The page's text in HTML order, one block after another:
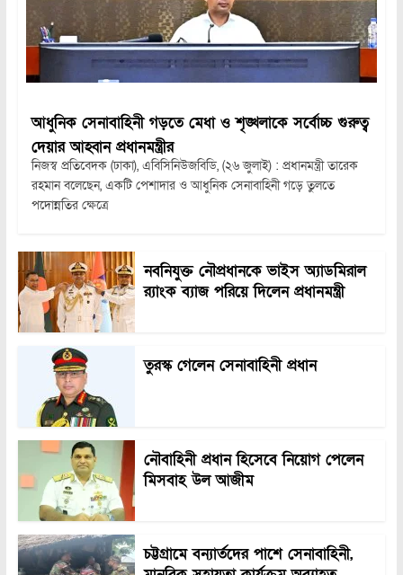
আধুনিক সেনাবাহিনী গড়তে মেধা ও শৃঙ্খলাকে সর্বোচ্চ গুরুত্ব
দেয়ার আহ্বান প্রধানমন্ত্রীর
নিজস্ব প্রতিবেদক (ঢাকা), এবিসিনিউজবিডি, (২৬ জুলাই) : প্রধানমন্ত্রী তারেক
রহমান বলেছেন, একটি পেশাদার ও আধুনিক সেনাবাহিনী গড়ে তুলতে
পদোন্নতির ক্ষেত্রে
নবনিযুক্ত নৌপ্রধানকে ভাইস অ্যাডমিরাল
র‍্যাংক ব্যাজ পরিয়ে দিলেন প্রধানমন্ত্রী
তুরস্ক গেলেন সেনাবাহিনী প্রধান
নৌবাহিনী প্রধান হিসেবে নিয়োগ পেলেন
মিসবাহ উল আজীম
চট্টগ্রামে বন্যার্তদের পাশে সেনাবাহিনী,